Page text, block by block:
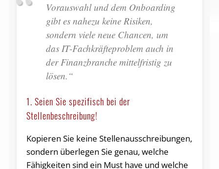
Vorauswahl und dem Onboarding
gibt es nahezu keine Risiken,
sondern viele neue Chancen, um
das IT-Fachkräfteproblem auch in
der Finanzbranche mittelfristig zu
lösen.“
1. Seien Sie spezifisch bei der
Stellenbeschreibung!
Kopieren Sie keine Stellenausschreibungen,
sondern überlegen Sie genau, welche
Fähigkeiten sind ein Must have und welche